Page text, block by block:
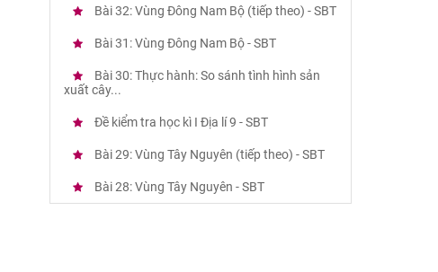
Bài 32: Vùng Đông Nam Bộ (tiếp theo) - SBT
Bài 31: Vùng Đông Nam Bộ - SBT
Bài 30: Thực hành: So sánh tình hình sản
xuất cây...
Đề kiểm tra học kì I Địa lí 9 - SBT
Bài 29: Vùng Tây Nguyên (tiếp theo) - SBT
Bài 28: Vùng Tây Nguyên - SBT